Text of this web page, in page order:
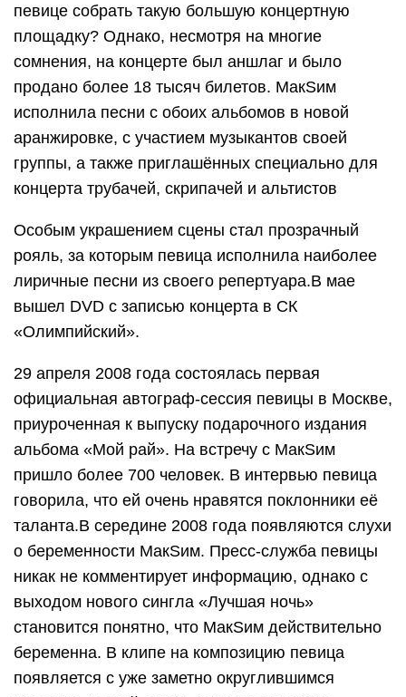
певице собрать такую большую концертную
площадку? Однако, несмотря на многие
сомнения, на концерте был аншлаг и было
продано более 18 тысяч билетов. МакSим
исполнила песни с обоих альбомов в новой
аранжировке, с участием музыкантов своей
группы, а также приглашённых специально для
концерта трубачей, скрипачей и альтистов
Особым украшением сцены стал прозрачный
рояль, за которым певица исполнила наиболее
лиричные песни из своего репертуара.В мае
вышел DVD с записью концерта в СК
«Олимпийский».
29 апреля 2008 года состоялась первая
официальная автограф-сессия певицы в Москве,
приуроченная к выпуску подарочного издания
альбома «Мой рай». На встречу с МакSим
пришло более 700 человек. В интервью певица
говорила, что ей очень нравятся поклонники её
таланта.В середине 2008 года появляются слухи
о беременности МакSим. Пресс-служба певицы
никак не комментирует информацию, однако с
выходом нового сингла «Лучшая ночь»
становится понятно, что МакSим действительно
беременна. В клипе на композицию певица
появляется с уже заметно округлившимся